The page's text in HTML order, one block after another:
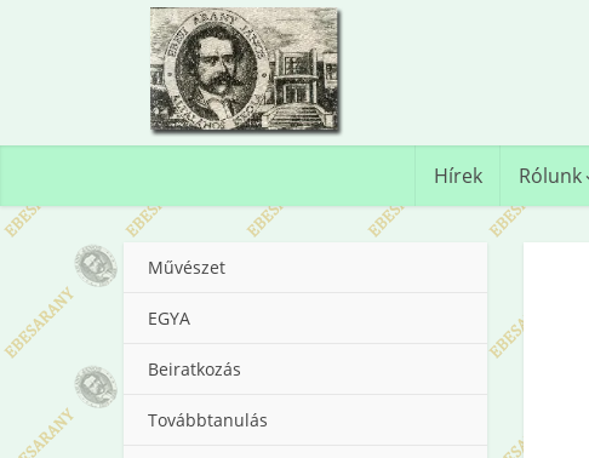
Hírek Rólunk
Művészet
EGYA
Beiratkozás
Továbbtanulás